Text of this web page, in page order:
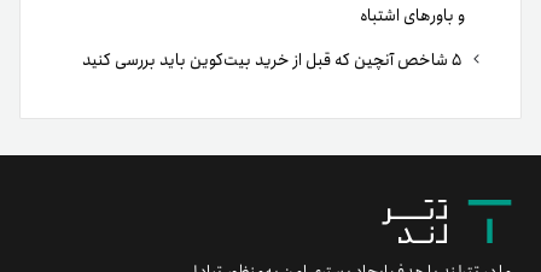
و باورهای اشتباه